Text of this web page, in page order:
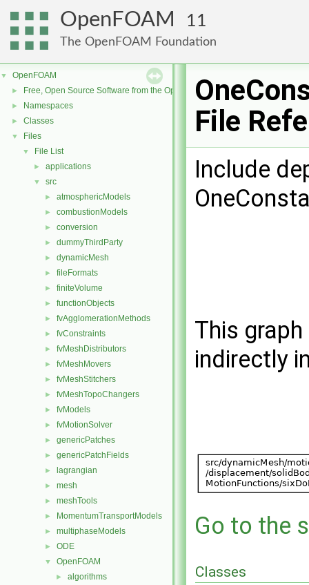
OpenFOAM 11
The OpenFOAM Foundation
▼ OpenFOAM
► Free, Open Source Software from the OpenFOAM Foundation
► Namespaces
► Classes
▼ Files
▼ File List
► applications
▼ src
► atmosphericModels
► combustionModels
► conversion
► dummyThirdParty
► dynamicMesh
► fileFormats
► finiteVolume
► functionObjects
► fvAgglomerationMethods
► fvConstraints
► fvMeshDistributors
► fvMeshMovers
► fvMeshStitchers
► fvMeshTopoChangers
► fvModels
► fvMotionSolver
► genericPatches
► genericPatchFields
► lagrangian
► mesh
► meshTools
► MomentumTransportModels
► multiphaseModels
► ODE
▼ OpenFOAM
► algorithms
File
Include
This
indirectly
Go to the
Classes